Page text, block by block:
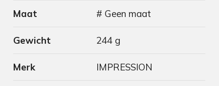
Maat # Geen maat
Gewicht 244 g
Merk IMPRESSION